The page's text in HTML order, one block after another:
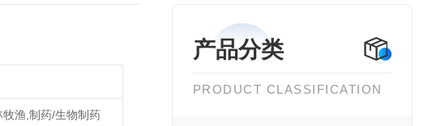
产品分类
PRODUCT CLASSIFICATION
渔,制药/生物制药